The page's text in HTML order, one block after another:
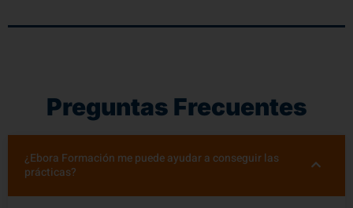
Preguntas Frecuentes
¿Ebora Formación me puede ayudar a conseguir las
prácticas?